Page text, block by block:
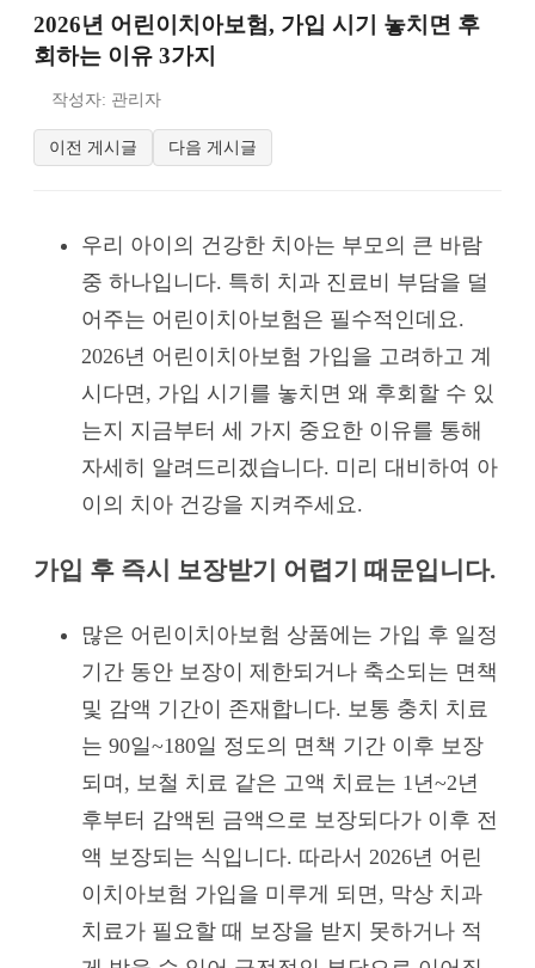
2026년 어린이치아보험, 가입 시기 놓치면 후
회하는 이유 3가지
작성자: 관리자
이전 게시글 다음 게시글
우리 아이의 건강한 치아는 부모의 큰 바람
중 하나입니다. 특히 치과 진료비 부담을 덜
어주는 어린이치아보험은 필수적인데요.
2026년 어린이치아보험 가입을 고려하고 계
시다면, 가입 시기를 놓치면 왜 후회할 수 있
는지 지금부터 세 가지 중요한 이유를 통해
자세히 알려드리겠습니다. 미리 대비하여 아
이의 치아 건강을 지켜주세요.
가입 후 즉시 보장받기 어렵기 때문입니다.
많은 어린이치아보험 상품에는 가입 후 일정
기간 동안 보장이 제한되거나 축소되는 면책
및 감액 기간이 존재합니다. 보통 충치 치료
는 90일~180일 정도의 면책 기간 이후 보장
되며, 보철 치료 같은 고액 치료는 1년~2년
후부터 감액된 금액으로 보장되다가 이후 전
액 보장되는 식입니다. 따라서 2026년 어린
이치아보험 가입을 미루게 되면, 막상 치과
치료가 필요할 때 보장을 받지 못하거나 적